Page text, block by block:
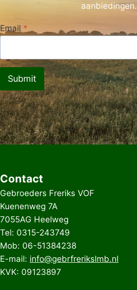
aanbiedingen.
Email *
Submit
Contact
Gebroeders Freriks VOF
Kuenenweg 7A
7055AG Heelweg
Tel: 0315-243749
Mob: 06-51384238
E-mail: info@gebrfrerikslmb.nl
KVK: 09123897